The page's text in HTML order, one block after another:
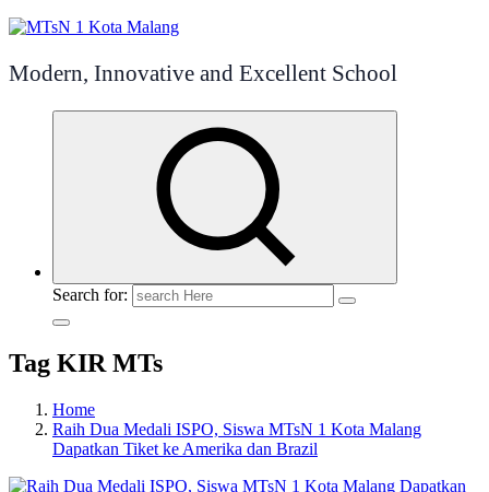
Modern, Innovative and Excellent School
Search for:
Tag KIR MTs
Home
Raih Dua Medali ISPO, Siswa MTsN 1 Kota Malang
Dapatkan Tiket ke Amerika dan Brazil